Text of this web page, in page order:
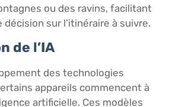
ou des ravins, facilitant
décision sur l’itinéraire à suivre.
de l’IA
des technologies
appareils commencent à
artificielle. Ces modèles